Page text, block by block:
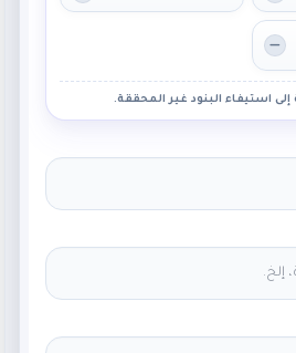
إلى استيفاء البنود غير المحققة.